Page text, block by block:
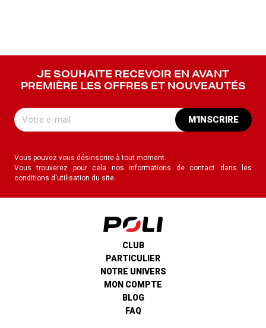
JE SOUHAITE RECEVOIR EN AVANT
PREMIÈRE LES OFFRES ET NOUVEAUTÉS
M'INSCRIRE
Vous pouvez vous désinscrire à tout moment.
Vous trouverez pour cela nos informations de contact dans les
conditions d'utilisation du site.
CLUB
PARTICULIER
NOTRE UNIVERS
MON COMPTE
BLOG
FAQ